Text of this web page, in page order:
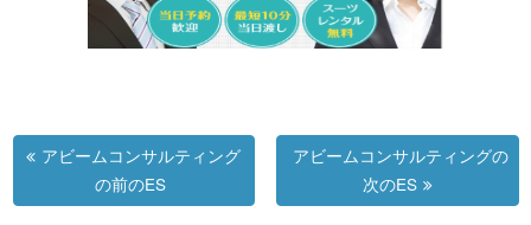
アビームコンサルティング
の前のES
アビームコンサルティングの
次のES